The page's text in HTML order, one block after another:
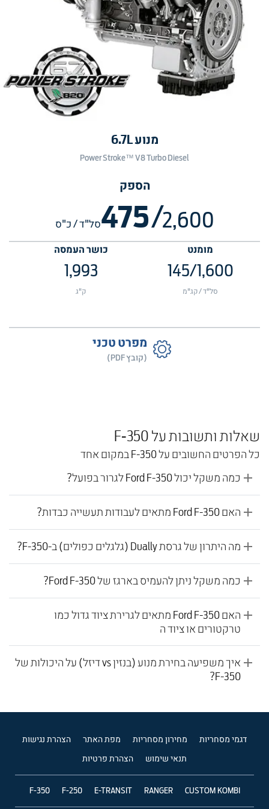
מנוע 6.7L
Power Stroke™ V8 Turbo Diesel
הספק
2,600
/
475סל"ד / כ"ס
מומנט
1,600
/
145
סל"ד / קג"מ
כושר העמסה
1,993
ק"ג
מפרט טכני
(קובץ PDF)
שאלות ותשובות על F-350
כל הפרטים החשובים על F-350 במקום אחד
כמה משקל יכול Ford F-350 לגרור בפועל?
האם Ford F-350 מתאים לעבודות תעשייה כבדות?
מה היתרון של גרסת Dually (גלגלים כפולים) ב-F-350?
כמה משקל ניתן להעמיס בארגז של Ford F-350?
האם Ford F-350 מתאים לגרירת ציוד גדול כמו
טרקטורים או ציוד ה
איך משפיעה בחירת מנוע (בנזין vs דיזל) על היכולות של
F-350?
דגמי מסחריות מחירון מסחריות מפת האתר הצהרת נגישות
תנאי שימוש הצהרת פרטיות
CUSTOM KOMBI
RANGER
E-TRANSIT
F-250
F-350